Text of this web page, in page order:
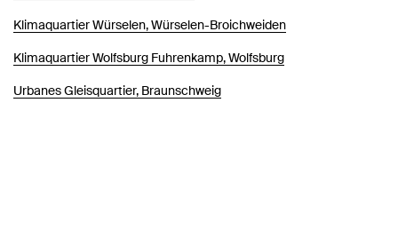
Klimaquartier Würselen, Würselen-Broichweiden
Klimaquartier Wolfsburg Fuhrenkamp, Wolfsburg
Urbanes Gleisquartier, Braunschweig